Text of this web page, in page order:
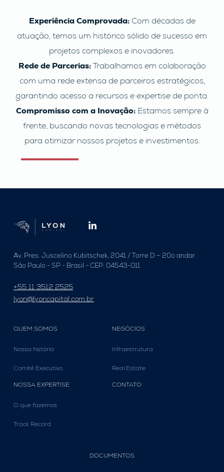
Experiência Comprovada:Com décadas de
atuação, temos um histórico sólido de sucesso em
projetos complexos e inovadores.
Rede de Parcerias:Trabalhamos em colaboração
com uma rede extensa de parceiros estratégicos,
garantindo acesso a recursos e expertise de ponta.
Compromisso com a Inovação:Estamos sempre à
frente, buscando novas tecnologias e métodos
para otimizar nossos projetos e investimentos.
Av. Pres. Juscelino Kubitschek, 2041 / Torre D – 20o andar
São Paulo - SP - Brasil - CEP: 04543-011
+55 11 3512 2525
lyon@lyoncapital.com.br
QUEM SOMOS
Nossa história
Comitê Executivo
NEGÓCIOS
Infraestrutura
Real Estate
NOSSA EXPERTISE
O que fazemos
Track Record
CONTATO
DOCUMENTOS